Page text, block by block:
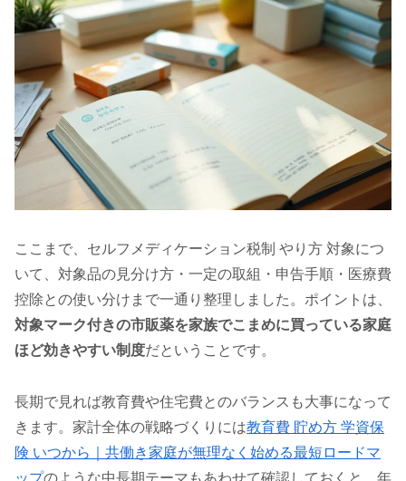
ここまで、セルフメディケーション税制 やり方 対象につ
いて、対象品の見分け方・一定の取組・申告手順・医療費
控除との使い分けまで一通り整理しました。ポイントは、
対象マーク付きの市販薬を家族でこまめに買っている家庭
ほど効きやすい制度だということです。
長期で見れば教育費や住宅費とのバランスも大事になって
きます。家計全体の戦略づくりには教育費 貯め方 学資保
険 いつから｜共働き家庭が無理なく始める最短ロードマ
ップのような中長期テーマもあわせて確認しておくと、年